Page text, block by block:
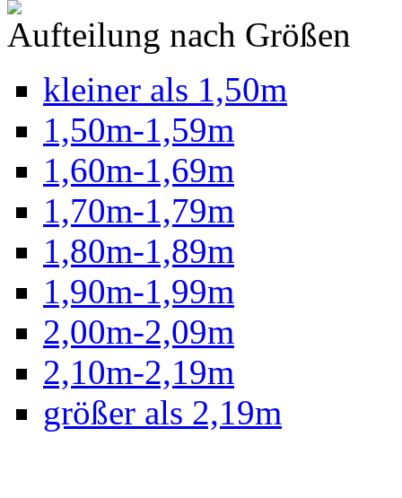
Aufteilung nach Größen
kleiner als 1,50m
1,50m-1,59m
1,60m-1,69m
1,70m-1,79m
1,80m-1,89m
1,90m-1,99m
2,00m-2,09m
2,10m-2,19m
größer als 2,19m